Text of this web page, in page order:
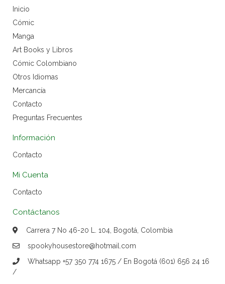
Inicio
Cómic
Manga
Art Books y Libros
Cómic Colombiano
Otros Idiomas
Mercancía
Contacto
Preguntas Frecuentes
Información
Contacto
Mi Cuenta
Contacto
Contáctanos
Carrera 7 No 46-20 L. 104, Bogotá, Colombia
spookyhousestore@hotmail.com
Whatsapp +57 350 774 1675 / En Bogotá (601) 656 24 16
/